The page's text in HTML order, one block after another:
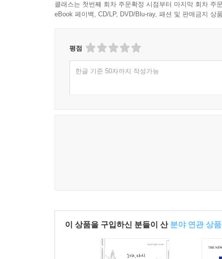
클래스는 첫번째 회차 주문확정 시점부터 마지막 회차 주
eBook 페이백, CD/LP, DVD/Blu-ray, 패션 및 판매금지 상
평점
한글 기준 50자까지 작성가능
이 상품을 구입하신 분들이 산 분야 연관 상품